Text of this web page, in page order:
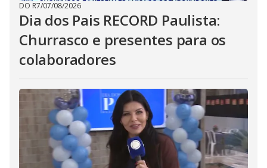
DO R7/07/08/2026
Dia dos Pais RECORD Paulista:
Churrasco e presentes para os
colaboradores